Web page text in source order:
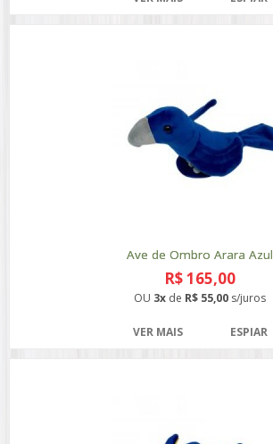
Ave de Ombro Arara Azul
R$ 165,00
OU 3x de R$ 55,00 s/juros
VER MAIS ESPIAR